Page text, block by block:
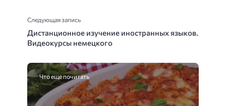
Следующая запись
Дистанционное изучение иностранных языков.
Видеокурсы немецкого
Что еще почитать